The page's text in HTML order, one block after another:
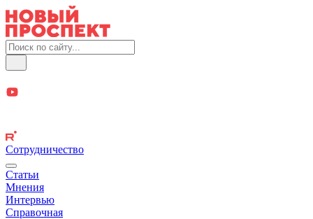
Сотрудничество
Статьи
Мнения
Интервью
Справочная